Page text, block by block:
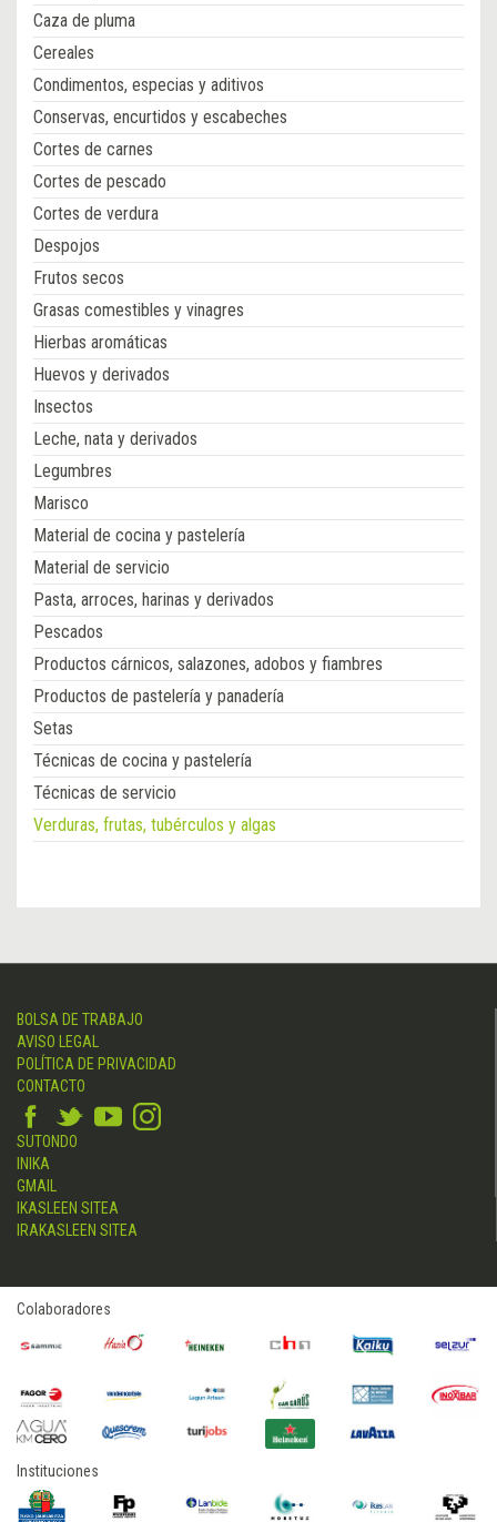
Caza de pluma
Cereales
Condimentos, especias y aditivos
Conservas, encurtidos y escabeches
Cortes de carnes
Cortes de pescado
Cortes de verdura
Despojos
Frutos secos
Grasas comestibles y vinagres
Hierbas aromáticas
Huevos y derivados
Insectos
Leche, nata y derivados
Legumbres
Marisco
Material de cocina y pastelería
Material de servicio
Pasta, arroces, harinas y derivados
Pescados
Productos cárnicos, salazones, adobos y fiambres
Productos de pastelería y panadería
Setas
Técnicas de cocina y pastelería
Técnicas de servicio
Verduras, frutas, tubérculos y algas
BOLSA DE TRABAJO
AVISO LEGAL
POLÍTICA DE PRIVACIDAD
CONTACTO
SUTONDO
INIKA
GMAIL
IKASLEEN SITEA
IRAKASLEEN SITEA
Colaboradores
Instituciones